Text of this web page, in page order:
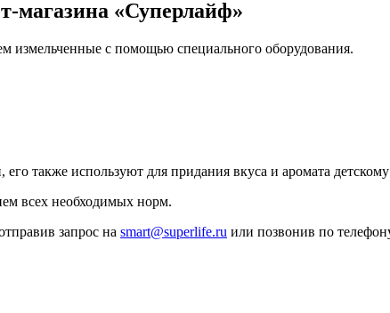
магазина «Суперлайф»
с помощью специального оборудования.
также используют для придания вкуса и аромата
всех необходимых норм.
запрос на smart@superlife.ru или позвонив по